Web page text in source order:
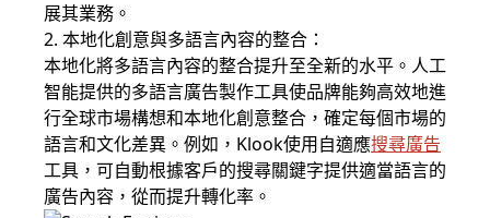
展其業務。
2. 本地化創意與多語言內容的整合：
本地化將多語言內容的整合提升至全新的水平。人工
智能提供的多語言廣告製作工具使品牌能夠高效地進
行全球市場構想和本地化創意整合，確定每個市場的
語言和文化差異。例如，Klook使用自適應搜尋廣告
工具，可自動根據客戶的搜尋關鍵字提供適當語言的
廣告內容，從而提升轉化率。